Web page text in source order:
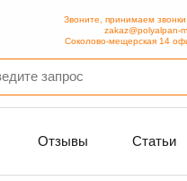
Звоните, принимаем
zakaz@polyalpan-
Соколово-мещерская 14
Отзывы Статьи